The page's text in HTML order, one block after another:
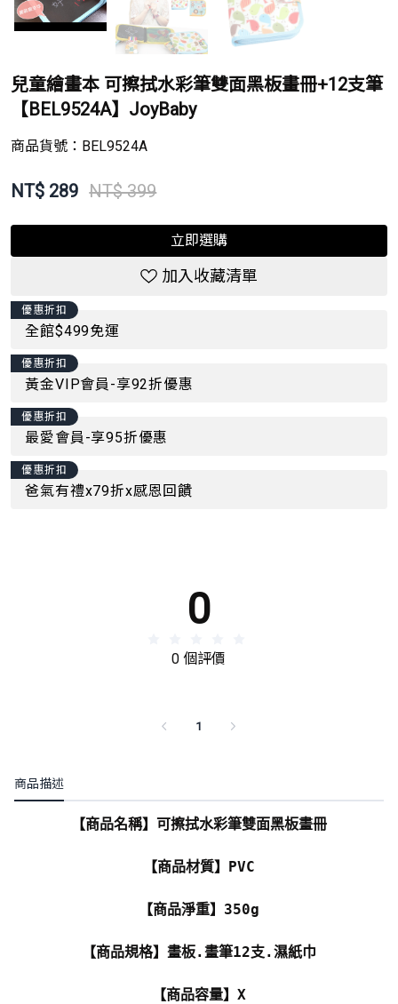
兒童繪畫本 可擦拭水彩筆雙面黑板畫冊+12支筆
【BEL9524A】JoyBaby
商品貨號： BEL9524A
NT$ 289 NT$ 399
立即選購
加入收藏清單
優惠折扣
全館$499免運
優惠折扣
黃金VIP會員-享92折優惠
優惠折扣
最愛會員-享95折優惠
優惠折扣
爸氣有禮x79折x感恩回饋
0
0 個評價
1
商品描述
【商品名稱】可擦拭水彩筆雙面黑板畫冊
【商品材質】PVC
【商品淨重】350g
【商品規格】畫板.畫筆12支.濕紙巾
【商品容量】X